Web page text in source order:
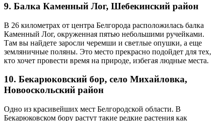
9. Балка Каменный Лог, Шебекинский район
В 26 километрах от центра Белгорода расположилась балка
Каменный Лог, окруженная пятью небольшими ручейками.
Там вы найдете заросли черемши и светлые опушки, а еще
земляничные поляны. Это место прекрасно подойдет для тех,
кто хочет провести время на природе, избегая людные места.
10. Бекарюковский бор, село Михайловка,
Новооскольский район
Одно из красивейших мест Белгородской области. В
Бекарюковском бору растут такие редкие растения как